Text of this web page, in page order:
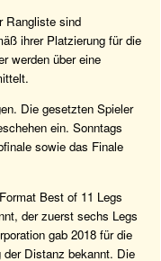
Rangliste sind
ihrer Platzierung für die
werden über eine
Die gesetzten Spieler
ein. Sonntags
sowie das Finale
Best of 11 Legs
der zuerst sechs Legs
gab 2018 für die
der Distanz bekannt. Die